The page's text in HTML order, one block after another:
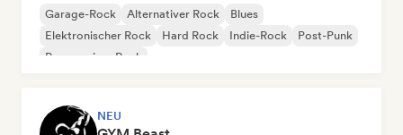
Garage-Rock Alternativer Rock
Blues
Elektronischer Rock
Hard Rock Indie-Rock
Post-Punk
Progressiver Rock
NEU